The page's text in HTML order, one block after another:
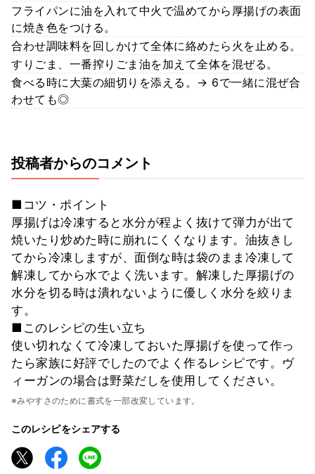
フライパンに油を入れて中火で温めてから厚揚げの表面
に焼き色をつける。
合わせ調味料を回しかけて全体に絡めたら火を止める。
すりごま、一番搾りごま油を加えて全体を混ぜる。
食べる時に大葉の細切りを添える。→ 6で一緒に混ぜ合
わせても◎
投稿者からのコメント
■コツ・ポイント
厚揚げは冷凍すると水分が程よく抜けて弾力が出て
焼いたり炒めた時に崩れにくくなります。油抜きし
てから冷凍しますが、面倒な時は袋のまま冷凍して
解凍してから水でよく洗います。解凍した厚揚げの
水分を切る時は潰れないように優しく水分を絞りま
す。
■このレシピの生い立ち
使い切れなくて冷凍しておいた厚揚げを使って作っ
たら家族に好評でしたのでよく作るレシピです。ヴ
ィーガンの場合は野菜だしを使用してください。
※みやすさのために書式を一部改変しています。
このレシピをシェアする